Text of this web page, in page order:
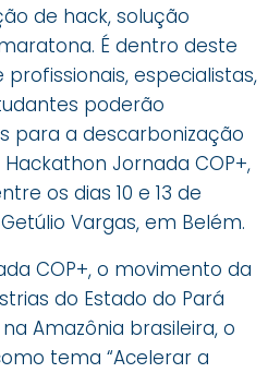
de hack, solução
É dentro deste
especialistas,
poderão
para a descarbonização
Jornada COP+,
os dias 10 e 13 de
Vargas, em Belém.
COP+, o movimento da
do Estado do Pará
Amazônia brasileira, o
tema “Acelerar a